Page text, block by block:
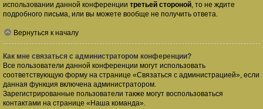
использовании данной конференции третьей стороной, то не ждите
подробного письма, или вы можете вообще не получить ответа.
Вернуться к началу
Как мне связаться с администратором конференции?
Все пользователи данной конференции могут использовать
соответствующую форму на странице «Связаться с администрацией», если
данная функция включена администратором.
Зарегистрированные пользователи также могут воспользоваться
контактами на странице «Наша команда».